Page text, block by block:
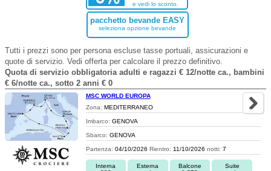
e vedi lo sconto.
pacchetto bevande EASY
seleziona opzione bevande
Tutti i prezzi sono per persona escluse tasse portuali, assicurazioni e
quote di servizio. Vedi offerta per calcolare il prezzo definitivo.
Quota di servizio obbligatoria adulti e ragazzi € 12/notte ca., bambini
€ 6/notte ca., sotto 2 anni € 0
MSC WORLD EUROPA
Zona: MEDITERRANEO
Imbarco: GENOVA
Sbarco: GENOVA
Partenza: 04/10/2026 Rientro: 11/10/2026 notti: 7
Interna
Esterna
Balcone
Suite